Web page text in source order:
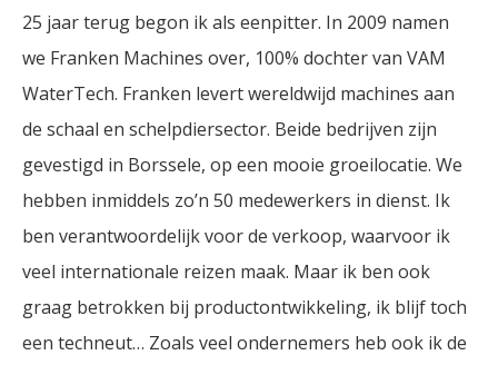
25 jaar terug begon ik als eenpitter. In 2009 namen
we Franken Machines over, 100% dochter van VAM
WaterTech. Franken levert wereldwijd machines aan
de schaal en schelpdiersector. Beide bedrijven zijn
gevestigd in Borssele, op een mooie groeilocatie. We
hebben inmiddels zo’n 50 medewerkers in dienst. Ik
ben verantwoordelijk voor de verkoop, waarvoor ik
veel internationale reizen maak. Maar ik ben ook
graag betrokken bij productontwikkeling, ik blijf toch
een techneut… Zoals veel ondernemers heb ook ik de